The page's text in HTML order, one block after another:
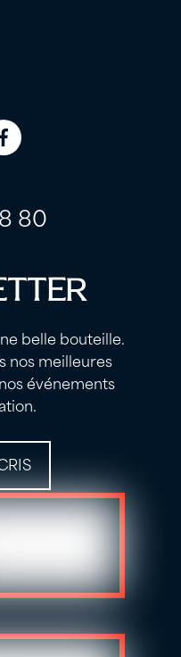
80
belle bouteille.
nos meilleures
événements